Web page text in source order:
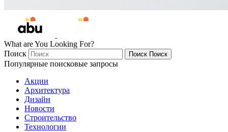
What are You Looking For?
Поиск
Поиск Поиск
Популярные поисковые запросы
Акции
Архитектура
Дизайн
Новости
Строительство
Технологии